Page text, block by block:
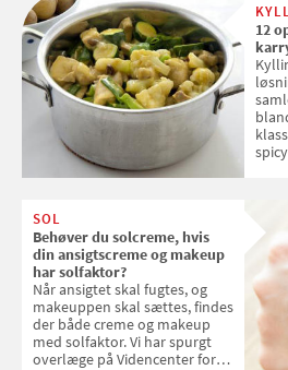
12
SOL
Behøver du solcreme, hvis
din ansigtscreme og makeup
har solfaktor?
Når ansigtet skal fugtes, og
makeuppen skal sættes, findes
der både creme og makeup
med solfaktor. Vi har spurgt
overlæge på Videncenter for